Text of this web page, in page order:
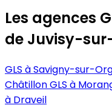
Les agences
de Juvisy-
GLS à Savigny-sur-
ChâtillonGLS à
à Draveil